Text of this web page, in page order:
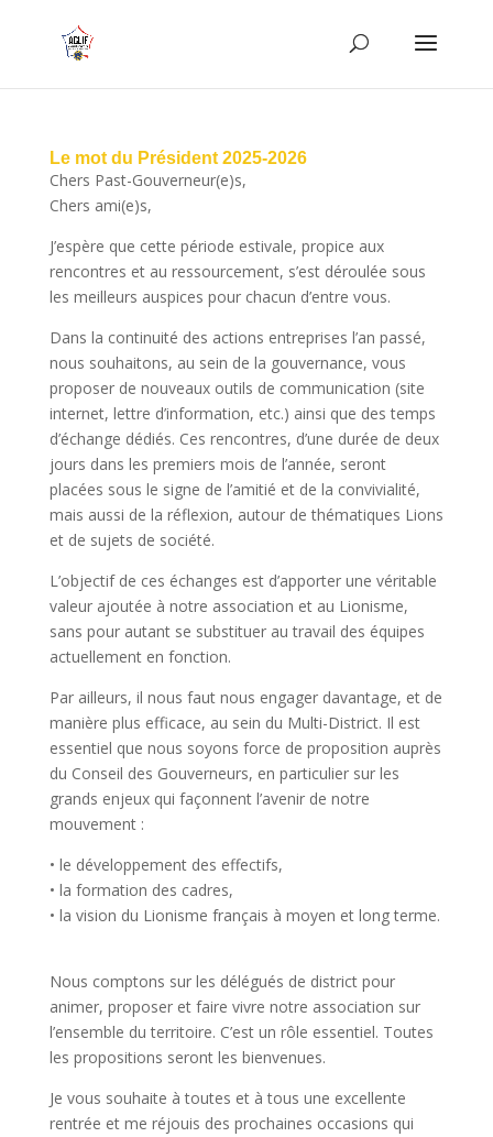
Le mot du Président 2025-2026
Chers Past-Gouverneur(e)s,
Chers ami(e)s,
J’espère que cette période estivale, propice aux
rencontres et au ressourcement, s’est déroulée sous
les meilleurs auspices pour chacun d’entre vous.
Dans la continuité des actions entreprises l’an passé,
nous souhaitons, au sein de la gouvernance, vous
proposer de nouveaux outils de communication (site
internet, lettre d’information, etc.) ainsi que des temps
d’échange dédiés. Ces rencontres, d’une durée de deux
jours dans les premiers mois de l’année, seront
placées sous le signe de l’amitié et de la convivialité,
mais aussi de la réflexion, autour de thématiques Lions
et de sujets de société.
L’objectif de ces échanges est d’apporter une véritable
valeur ajoutée à notre association et au Lionisme,
sans pour autant se substituer au travail des équipes
actuellement en fonction.
Par ailleurs, il nous faut nous engager davantage, et de
manière plus efficace, au sein du Multi-District. Il est
essentiel que nous soyons force de proposition auprès
du Conseil des Gouverneurs, en particulier sur les
grands enjeux qui façonnent l’avenir de notre
mouvement :
• le développement des effectifs,
• la formation des cadres,
• la vision du Lionisme français à moyen et long terme.
Nous comptons sur les délégués de district pour
animer, proposer et faire vivre notre association sur
l’ensemble du territoire. C’est un rôle essentiel. Toutes
les propositions seront les bienvenues.
Je vous souhaite à toutes et à tous une excellente
rentrée et me réjouis des prochaines occasions qui